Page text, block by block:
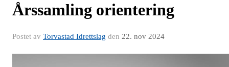
Årssamling orientering
Postet av Torvastad Idrettslag den 22. nov 2024